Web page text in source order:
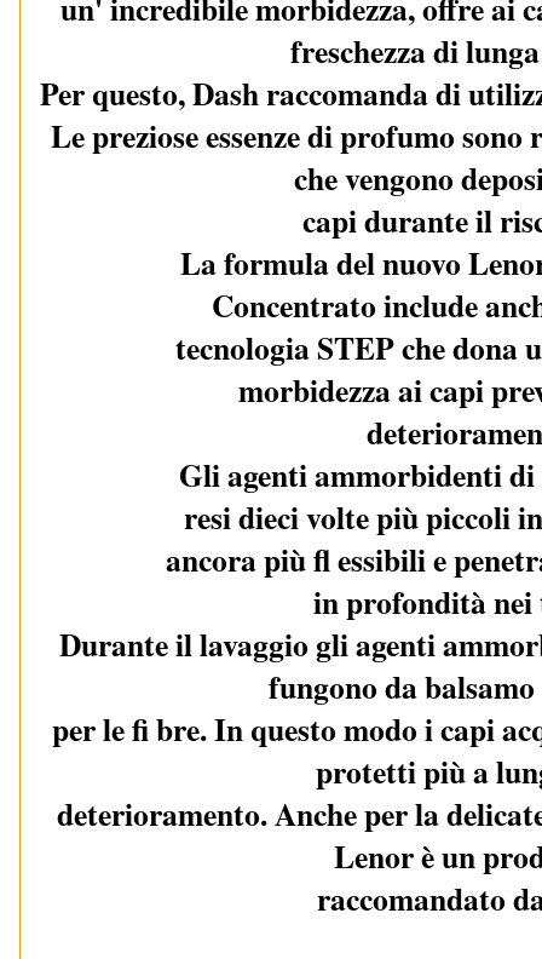
freschezza di
Per questo, Dash raccomanda di
Le preziose essenze di profumo sono
che vengono
capi durante il
La formula del nuovo
Concentrato include
tecnologia STEP che
morbidezza ai capi
Gli agenti ammorbidenti
resi dieci volte più piccoli
ancora più ﬂ essibili e
in profondità nei
Durante il lavaggio gli agenti
fungono da
per le ﬁ bre. In questo modo i capi
protetti più a
deterioramento. Anche per la
Lenor è un
raccomandato